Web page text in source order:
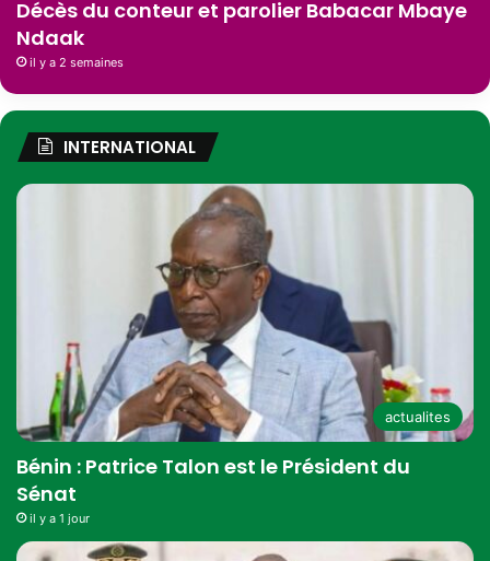
Décès du conteur et parolier Babacar Mbaye
Ndaak
il y a 2 semaines
INTERNATIONAL
actualites
Bénin : Patrice Talon est le Président du
Sénat
il y a 1 jour